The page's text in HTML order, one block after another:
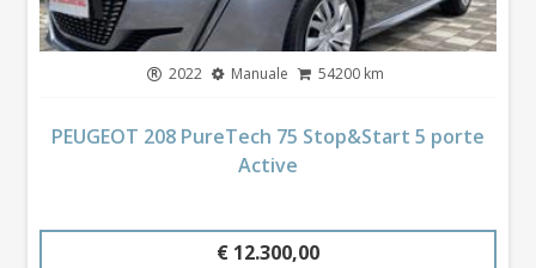
2022 Manuale 54200 km
PEUGEOT 208 PureTech 75 Stop&Start 5 porte
Active
€ 12.300,00